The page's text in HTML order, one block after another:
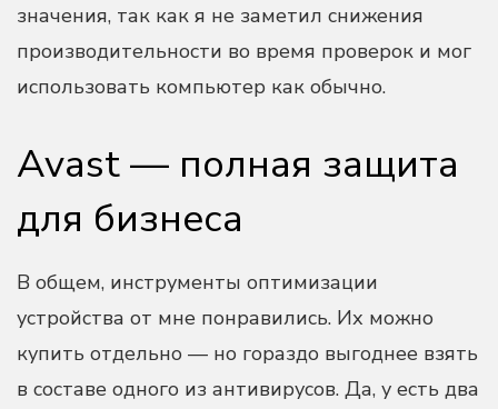
значения, так как я не заметил снижения
производительности во время проверок и мог
использовать компьютер как обычно.
Avast — полная защита
для бизнеса
В общем, инструменты оптимизации
устройства от мне понравились. Их можно
купить отдельно — но гораздо выгоднее взять
в составе одного из антивирусов. Да, у есть два